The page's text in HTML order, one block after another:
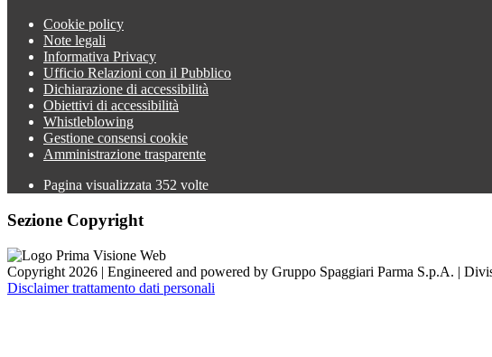
Cookie policy
Note legali
Informativa Privacy
Ufficio Relazioni con il Pubblico
Dichiarazione di accessibilità
Obiettivi di accessibilità
Whistleblowing
Gestione consensi cookie
Amministrazione trasparente
Pagina visualizzata 352 volte
Sezione Copyright
Copyright 2026 | Engineered and powered by Gruppo Spaggiari Parma S.p.A. |
Disclaimer trattamento dati personali